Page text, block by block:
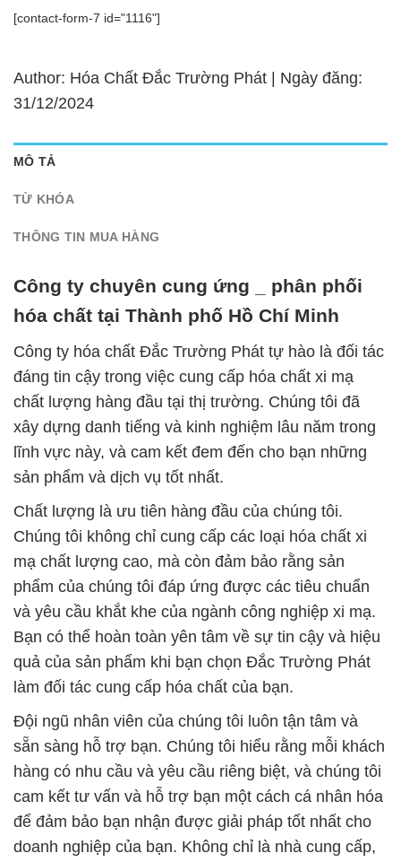
[contact-form-7 id="1116"]
Author: Hóa Chất Đắc Trường Phát | Ngày đăng:
31/12/2024
MÔ TẢ
TỪ KHÓA
THÔNG TIN MUA HÀNG
Công ty chuyên cung ứng _ phân phối
hóa chất tại Thành phố Hồ Chí Minh
Công ty hóa chất Đắc Trường Phát tự hào là đối tác
đáng tin cậy trong việc cung cấp hóa chất xi mạ
chất lượng hàng đầu tại thị trường. Chúng tôi đã
xây dựng danh tiếng và kinh nghiệm lâu năm trong
lĩnh vực này, và cam kết đem đến cho bạn những
sản phẩm và dịch vụ tốt nhất.
Chất lượng là ưu tiên hàng đầu của chúng tôi.
Chúng tôi không chỉ cung cấp các loại hóa chất xi
mạ chất lượng cao, mà còn đảm bảo rằng sản
phẩm của chúng tôi đáp ứng được các tiêu chuẩn
và yêu cầu khắt khe của ngành công nghiệp xi mạ.
Bạn có thể hoàn toàn yên tâm về sự tin cậy và hiệu
quả của sản phẩm khi bạn chọn Đắc Trường Phát
làm đối tác cung cấp hóa chất của bạn.
Đội ngũ nhân viên của chúng tôi luôn tận tâm và
sẵn sàng hỗ trợ bạn. Chúng tôi hiểu rằng mỗi khách
hàng có nhu cầu và yêu cầu riêng biệt, và chúng tôi
cam kết tư vấn và hỗ trợ bạn một cách cá nhân hóa
để đảm bảo bạn nhận được giải pháp tốt nhất cho
doanh nghiệp của bạn. Không chỉ là nhà cung cấp,